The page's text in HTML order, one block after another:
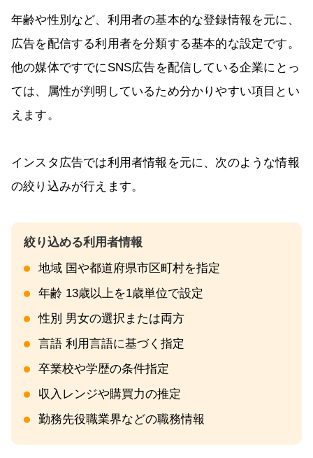
年齢や性別など、利用者の基本的な登録情報を元に、
広告を配信する利用者を分類する基本的な設定です。
他の媒体ですでにSNS広告を配信している企業にとっ
ては、属性が判明しているため分かりやすい項目とい
えます。
インスタ広告では利用者情報を元に、次のような情報
の絞り込みが行えます。
地域 国や都道府県市区町村を指定
年齢 13歳以上を1歳単位で設定
性別 男女の選択または両方
言語 利用言語に基づく指定
卒業校や学歴の条件指定
収入レンジや購買力の推定
勤務先役職業界などの職務情報